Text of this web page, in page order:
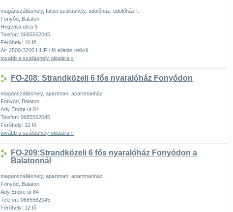
magánszálláshely, falusi szálláshely, üdülőház, üdülőház I.
Fonyód, Balaton
Hegyalja utca 9
Telefon: 0685562045
Férőhely: 16 fő
Ár: 2500-3200 HUF / fő ellátás nélkül
tovább a szálláshely oldalára »
FO-208: Strandközeli 6 fős nyaralóház Fonyódon
magánszálláshely, apartman, apartmanház
Fonyód, Balaton
Ady Endre út 84
Telefon: 0685562045
Férőhely: 12 fő
tovább a szálláshely oldalára »
FO-209:Strandközeli 6 fős nyaralóház Fonyódon a
Balatonnál
magánszálláshely, apartman, apartmanház
Fonyód, Balaton
Ady Endre út 84
Telefon: 0685562045
Férőhely: 12 fő